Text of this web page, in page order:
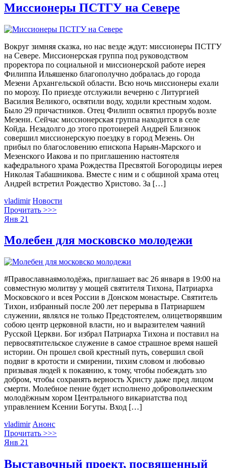
Миссионеры ПСТГУ на Севере
Вокруг зимняя сказка, но нас везде ждут: миссионеры ПСТГУ
на Севере. Миссионерская группа под руководством
проректора по социальной и миссионерской работе иерея
Филиппа Ильяшенко благополучно добралась до города
Мезени Архангельской области. Всю ночь миссионеры ехали
по морозу. По приезде отслужили вечерню с Литургией
Василия Великого, освятили воду, ходили крестным ходом.
Было 29 причастников. Отец Филипп освятил прорубь возле
Мезени. Сейчас миссионерская группа находится в селе
Койда. Незадолго до этого протоиерей Андрей Близнюк
совершил миссионерскую поездку в город Мезень. Он
прибыл по благословению епископа Нарьян-Марского и
Мезенского Иакова и по приглашению настоятеля
кафедрального храма Рождества Пресвятой Богородицы иерея
Николая Табашникова. Вместе с ним и с общиной храма отец
Андрей встретил Рождество Христово. За […]
vladimir Новости
Прочитать >>>
Янв 21
Молебен для московско молодежи
#Православнаямолодёжь, приглашает вас 26 января в 19:00 на
совместную молитву у мощей святителя Тихона, Патриарха
Московского и всея России в Донском монастыре. Святитель
Тихон, избранный после 200 лет перерыва в Патриаршем
служении, являлся не только Предстоятелем, олицетворявшим
собою центр церковной власти, но и выразителем чаяний
Русской Церкви. Бог избрал Патриарха Тихона и поставил на
первосвятительское служение в самое страшное время нашей
истории. Он прошел свой крестный путь, совершил свой
подвиг в кротости и смирении, тихим словом и любовью
призывая людей к покаянию, к тому, чтобы побеждать зло
добром, чтобы сохранять верность Христу даже пред лицом
смерти. Молебное пение будет исполнено добровольческим
молодёжным хором Центрального викариатства под
управлением Ксении Богуты. Вход […]
vladimir Анонс
Прочитать >>>
Янв 21
Выставочный проект, посвященный